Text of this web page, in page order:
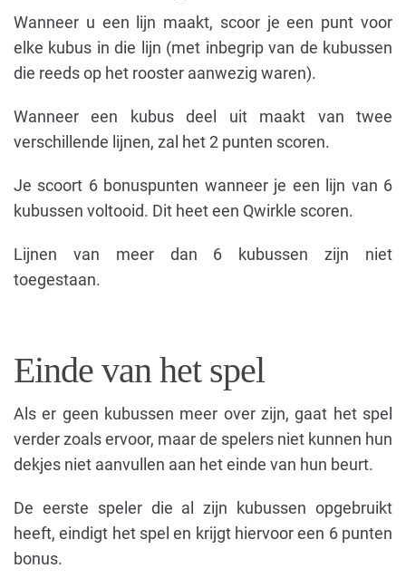
Wanneer u een lijn maakt, scoor je een punt voor
elke kubus in die lijn (met inbegrip van de kubussen
die reeds op het rooster aanwezig waren).
Wanneer een kubus deel uit maakt van twee
verschillende lijnen, zal het 2 punten scoren.
Je scoort 6 bonuspunten wanneer je een lijn van 6
kubussen voltooid. Dit heet een Qwirkle scoren.
Lijnen van meer dan 6 kubussen zijn niet
toegestaan.
Einde van het spel
Als er geen kubussen meer over zijn, gaat het spel
verder zoals ervoor, maar de spelers niet kunnen hun
dekjes niet aanvullen aan het einde van hun beurt.
De eerste speler die al zijn kubussen opgebruikt
heeft, eindigt het spel en krijgt hiervoor een 6 punten
bonus.